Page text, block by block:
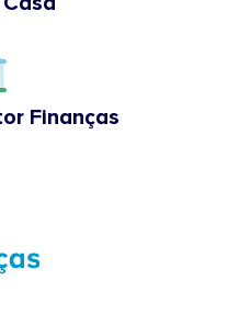
Finanças